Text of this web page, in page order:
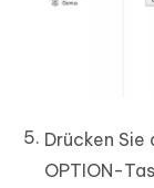
Drücken
OPTION-